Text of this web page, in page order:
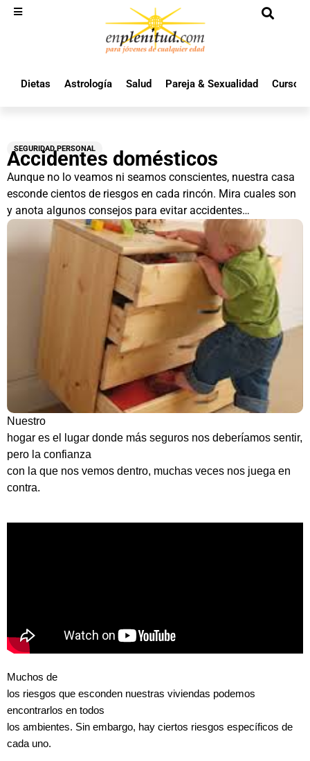
Dietas Astrología Salud Pareja & Sexualidad Cursos
SEGURIDAD PERSONAL
Accidentes domésticos
Aunque no lo veamos ni seamos conscientes, nuestra casa
esconde cientos de riesgos en cada rincón. Mira cuales son
y anota algunos consejos para evitar accidentes…
Nuestro
hogar es el lugar donde más seguros nos deberíamos sentir,
pero la confianza
con la que nos vemos dentro, muchas veces nos juega en
contra.
Muchos de
los riesgos que esconden nuestras viviendas podemos
encontrarlos en todos
los ambientes. Sin embargo, hay ciertos riesgos específicos de
cada uno.